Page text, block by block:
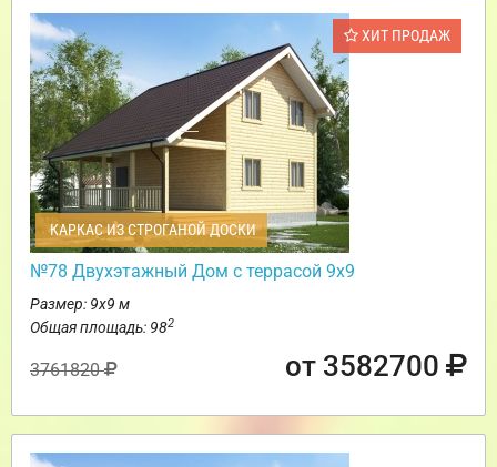
ХИТ ПРОДАЖ
КАРКАС ИЗ СТРОГАНОЙ ДОСКИ
№78 Двухэтажный Дом с террасой 9х9
Размер: 9х9 м
Общая площадь: 982
3761820 от 3582700